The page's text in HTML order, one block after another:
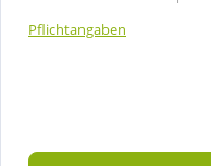
Pflichtangaben